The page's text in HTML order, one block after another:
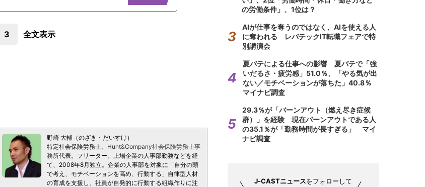
3 全文表示
野崎 大輔（のざき・だいすけ）
特定社会保険労務士、 Hunt&Company社会保険労務士事
務所代表。フリーター、上場企業の人事部勤務などを経
て、2008年8月独立。企業の人事部を対象に「自分の頭
で考え、モチベーションを高め、行動する」自律型人材
の育成を支援し、社員が自発的に行動する組織作りに注
の労働条件」、1位は？
AIが仕事を奪うのではなく、AIを使える人
に奪われる レバテックIT転職フェアで特
別講演会
夏バテによる仕事への影響 夏バテで「強
いだるさ・疲労感」51.0％、「やる気が出
ない／モチベーションが落ちた」40.8％
マイナビ調査
29.3％が「バーンアウト（燃え尽き症候
群）」を経験 現在バーンアウトである人
の35.1％が「勤務時間が長すぎる」 マイ
ナビ調査
J-CASTニュースをフォローして